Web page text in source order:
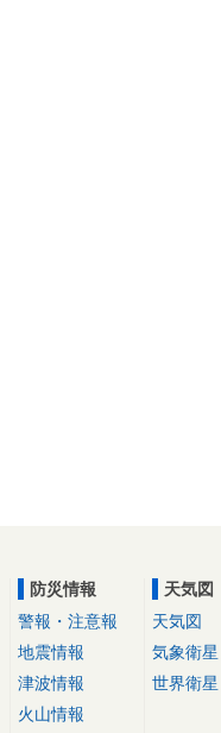
防災情報
警報・注意報
地震情報
津波情報
火山情報
天気図
天気図
気象衛星
世界衛星